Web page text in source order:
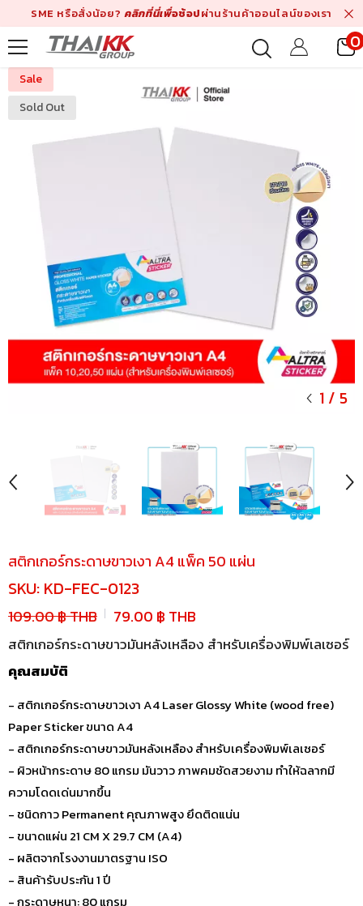
Skip To Content
SME หรือสั่งน้อย? คลิกที่นี่เพื่อช้อปผ่านร้านค้าออนไลน์ของเรา
0
Sale
Sold Out
1 / 5
สติกเกอร์กระดาษขาวเงา A4 แพ็ค 50 แผ่น
SKU: KD-FEC-0123
109.00 ฿ THB 79.00 ฿ THB
สติกเกอร์กระดาษขาวมันหลังเหลือง สำหรับเครื่องพิมพ์เลเซอร์
คุณสมบัติ
- สติกเกอร์กระดาษขาวเงา A4 Laser Glossy White (wood free)
Paper Sticker ขนาด A4
- สติกเกอร์กระดาษขาวมันหลังเหลือง สำหรับเครื่องพิมพ์เลเซอร์
- ผิวหน้ากระดาษ 80 แกรม มันวาว ภาพคมชัดสวยงาม ทำให้ฉลากมี
ความโดดเด่นมากขึ้น
- ชนิดกาว Permanent คุณภาพสูง ยึดติดแน่น
- ขนาดแผ่น 21 CM X 29.7 CM (A4)
- ผลิตจากโรงงานมาตรฐาน ISO
- สินค้ารับประกัน 1 ปี
- กระดาษหนา: 80 แกรม